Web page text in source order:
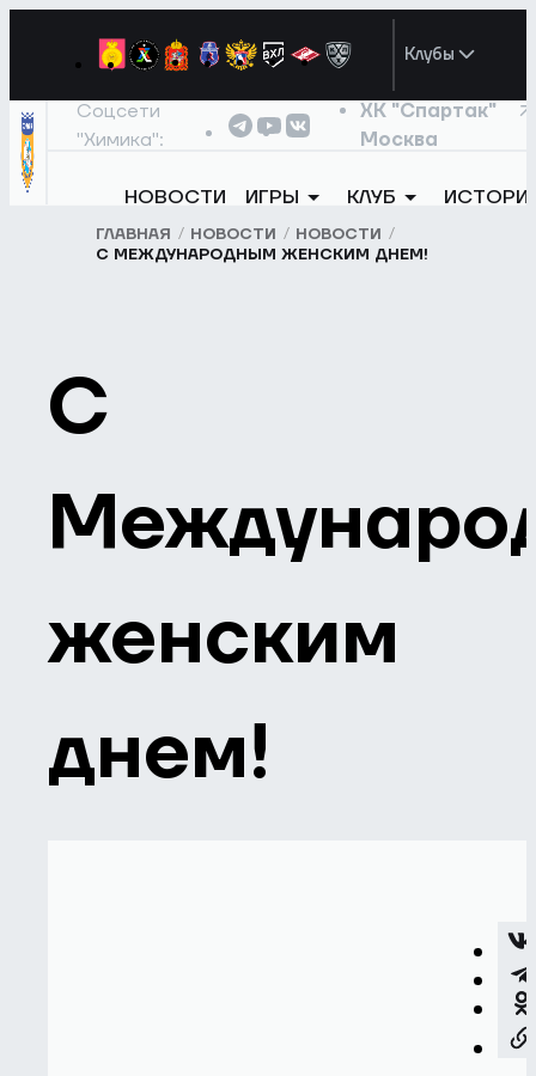
Клубы
Соцсети
"Химика":
ХК "Спартак"
Москва
НОВОСТИ ИГРЫ КЛУБ
ГЛАВНАЯ НОВОСТИ
НОВОСТИ
С МЕЖДУНАРОДНЫМ ЖЕНСКИМ ДНЕМ!
С
женским
днем!